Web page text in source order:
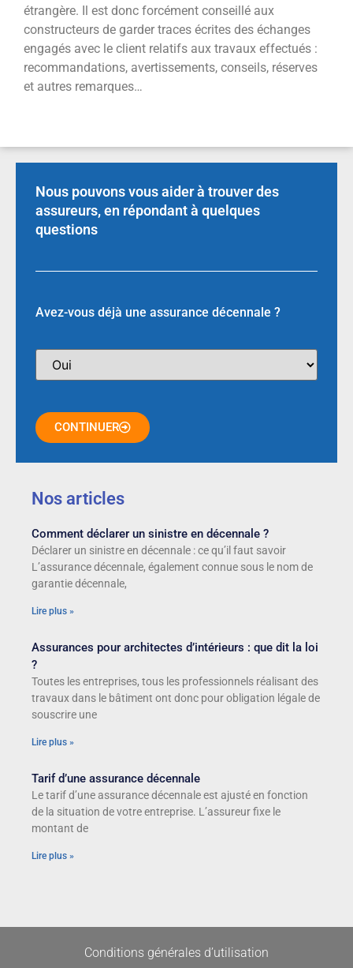
étrangère. Il est donc forcément conseillé aux
constructeurs de garder traces écrites des échanges
engagés avec le client relatifs aux travaux effectués :
recommandations, avertissements, conseils, réserves
et autres remarques…
Nous pouvons vous aider à trouver des
assureurs, en répondant à quelques
questions
Avez-vous déjà une assurance décennale ?
CONTINUER
Nos articles
Comment déclarer un sinistre en décennale ?
Déclarer un sinistre en décennale : ce qu’il faut savoir
L’assurance décennale, également connue sous le nom de
garantie décennale,
Lire plus »
Assurances pour architectes d’intérieurs : que dit la loi
?
Toutes les entreprises, tous les professionnels réalisant des
travaux dans le bâtiment ont donc pour obligation légale de
souscrire une
Lire plus »
Tarif d’une assurance décennale
Le tarif d’une assurance décennale est ajusté en fonction
de la situation de votre entreprise. L’assureur fixe le
montant de
Lire plus »
Conditions générales d’utilisation